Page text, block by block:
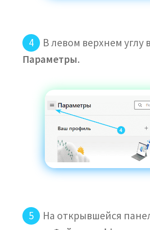
В левом верхнем углу
Параметры.
На открывшейся